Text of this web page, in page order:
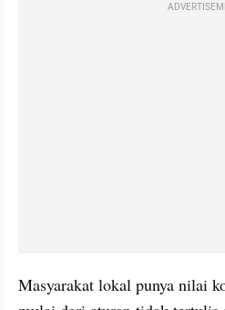
Masyarakat lokal punya nilai